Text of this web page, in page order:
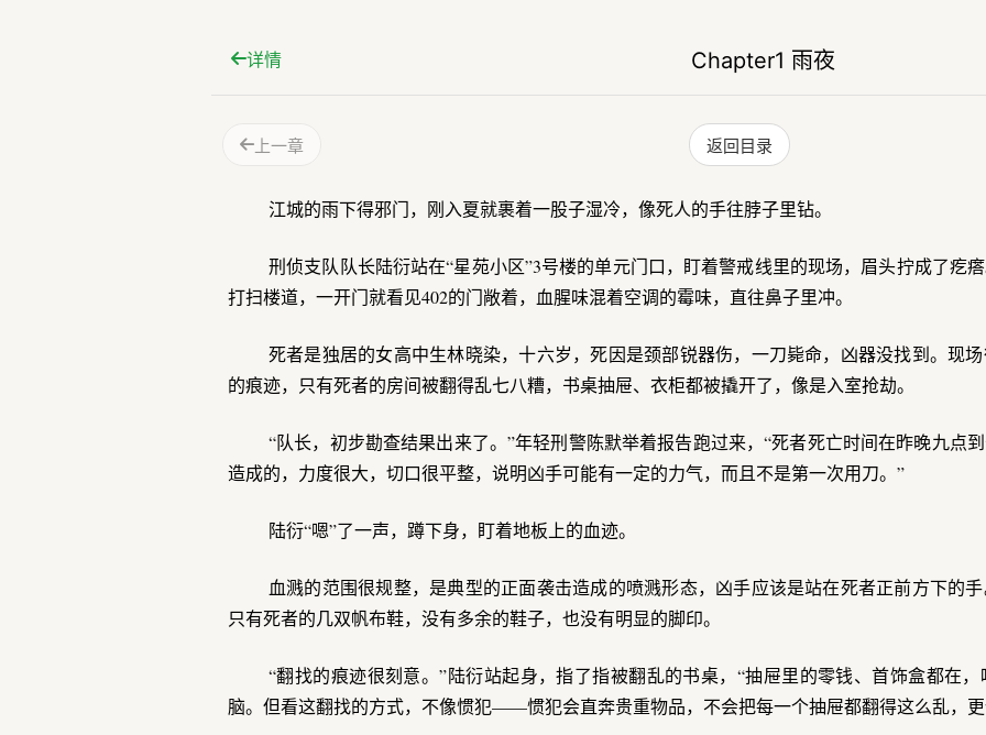
详情 Chapter1 雨夜
上一章 返回目录
江城的雨下得邪门，刚入夏就裹着一股子湿冷，像死人的手往脖子里钻。
刑侦支队队长陆衍站在“星苑小区”3号楼的单元门口，盯着警戒线里的现场，眉头拧成了疙
打扫楼道，一开门就看见402的门敞着，血腥味混着空调的霉味，直往鼻子里冲。
死者是独居的女高中生林晓染，十六岁，死因是颈部锐器伤，一刀毙命，凶器没找到。现
的痕迹，只有死者的房间被翻得乱七八糟，书桌抽屉、衣柜都被撬开了，像是入室抢劫。
“队长，初步勘查结果出来了。”年轻刑警陈默举着报告跑过来，“死者死亡时间在昨晚九点
造成的，力度很大，切口很平整，说明凶手可能有一定的力气，而且不是第一次用刀。”
陆衍“嗯”了一声，蹲下身，盯着地板上的血迹。
血溅的范围很规整，是典型的正面袭击造成的喷溅形态，凶手应该是站在死者正前方下的
只有死者的几双帆布鞋，没有多余的鞋子，也没有明显的脚印。
“翻找的痕迹很刻意。”陆衍站起身，指了指被翻乱的书桌，“抽屉里的零钱、首饰盒都在
脑。但看这翻找的方式，不像惯犯——惯犯会直奔贵重物品，不会把每一个抽屉都翻得这么乱，